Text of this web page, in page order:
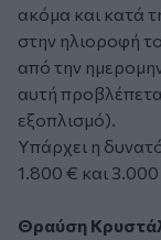
ακόμα και κατά
στην ηλιοροφή
από την
αυτή
εξοπλισμό).
Υπάρχει η
1.800 € και
Θραύση